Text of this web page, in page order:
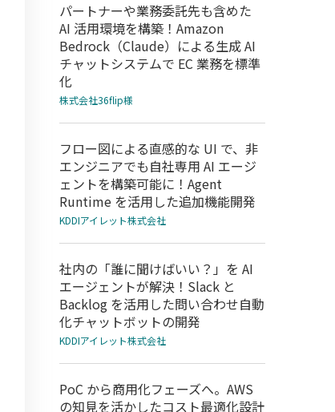
パートナーや業務委託先も含めた
AI 活用環境を構築！Amazon
Bedrock（Claude）による生成 AI
チャットシステムで EC 業務を標準
化
株式会社36flip様
フロー図による直感的な UI で、非
エンジニアでも自社専用 AI エージ
ェントを構築可能に！Agent
Runtime を活用した追加機能開発
KDDIアイレット株式会社
社内の「誰に聞けばいい？」を AI
エージェントが解決！Slack と
Backlog を活用した問い合わせ自動
化チャットボットの開発
KDDIアイレット株式会社
PoC から商用化フェーズへ。AWS
の知見を活かしたコスト最適化設計